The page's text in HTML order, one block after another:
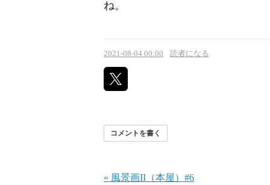
ね。
2021-08-04 00:00 読者になる
コメントを書く
« 風景画II（本屋）#6